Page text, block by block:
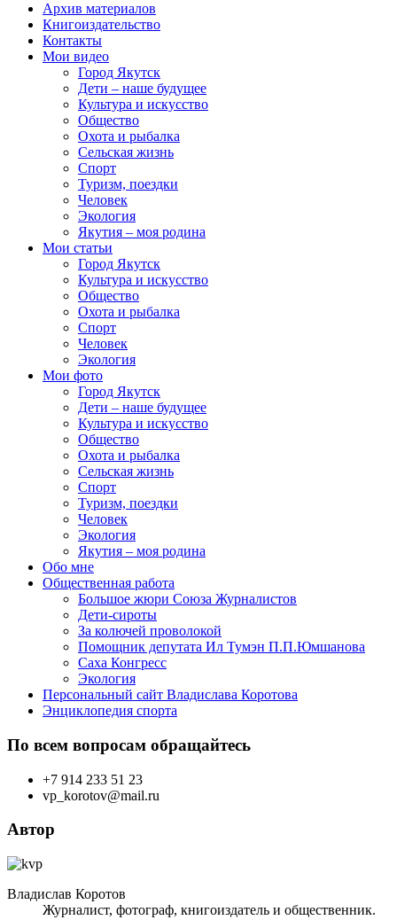
Архив материалов
Книгоиздательство
Контакты
Мои видео
Город Якутск
Дети – наше будущее
Культура и искусство
Общество
Охота и рыбалка
Сельская жизнь
Спорт
Туризм, поездки
Человек
Экология
Якутия – моя родина
Мои статьи
Город Якутск
Культура и искусство
Общество
Охота и рыбалка
Спорт
Человек
Экология
Мои фото
Город Якутск
Дети – наше будущее
Культура и искусство
Общество
Охота и рыбалка
Сельская жизнь
Спорт
Туризм, поездки
Человек
Экология
Якутия – моя родина
Обо мне
Общественная работа
Большое жюри Союза Журналистов
Дети-сироты
За колючей проволокой
Помощник депутата Ил Тумэн П.П.Юмшанова
Саха Конгресс
Экология
Персональный сайт Владислава Коротова
Энциклопедия спорта
По всем вопросам обращайтесь
+7 914 233 51 23
vp_korotov@mail.ru
Автор
Владислав Коротов
Журналист, фотограф, книгоиздатель и общественник.